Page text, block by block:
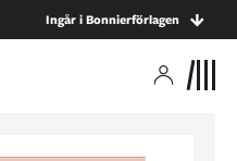
Ingår i Bonnierförlagen